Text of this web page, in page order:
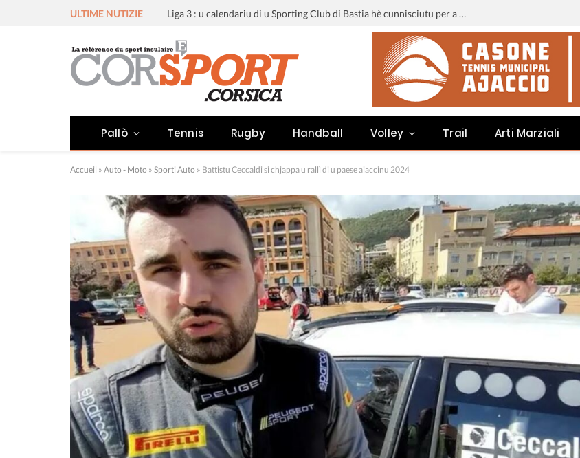
ULTIME NUTIZIE Liga 3 : u calendariu di u Sporting Club di Bastia hè cunnisciutu per a staghjoni 2026-2027
Pallò Tennis Rugby Handball Volley Trail Arti Marziali
Accueil » Auto - Moto » Sporti Auto » Battistu Ceccaldi si chjappa u rallì di u paese aiaccinu 2024